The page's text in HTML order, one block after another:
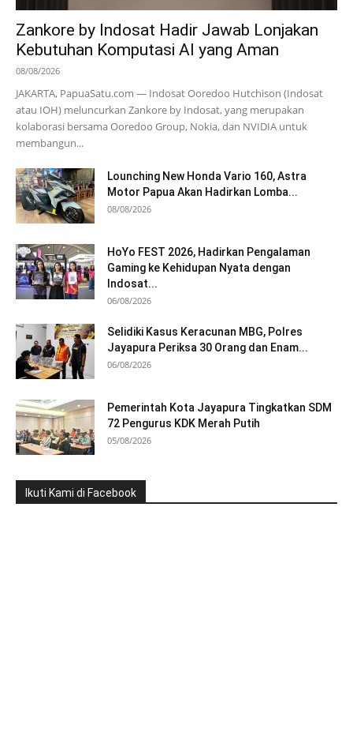
Zankore by Indosat Hadir Jawab Lonjakan
Kebutuhan Komputasi AI yang Aman
08/08/2026
JAKARTA, PapuaSatu.com — Indosat Ooredoo Hutchison (Indosat
atau IOH) meluncurkan Zankore by Indosat, yang merupakan
kolaborasi bersama Ooredoo Group, Nokia, dan NVIDIA untuk
membangun...
Lounching New Honda Vario 160, Astra
Motor Papua Akan Hadirkan Lomba...
08/08/2026
HoYo FEST 2026, Hadirkan Pengalaman
Gaming ke Kehidupan Nyata dengan
Indosat...
06/08/2026
Selidiki Kasus Keracunan MBG, Polres
Jayapura Periksa 30 Orang dan Enam...
06/08/2026
Pemerintah Kota Jayapura Tingkatkan SDM
72 Pengurus KDK Merah Putih
05/08/2026
Ikuti Kami di Facebook